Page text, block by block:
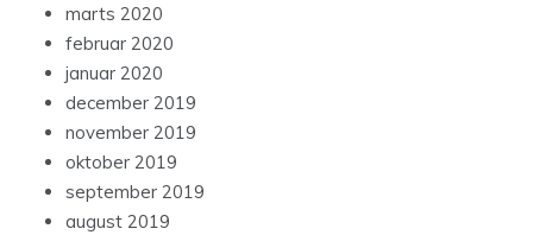
marts 2020
februar 2020
januar 2020
december 2019
november 2019
oktober 2019
september 2019
august 2019